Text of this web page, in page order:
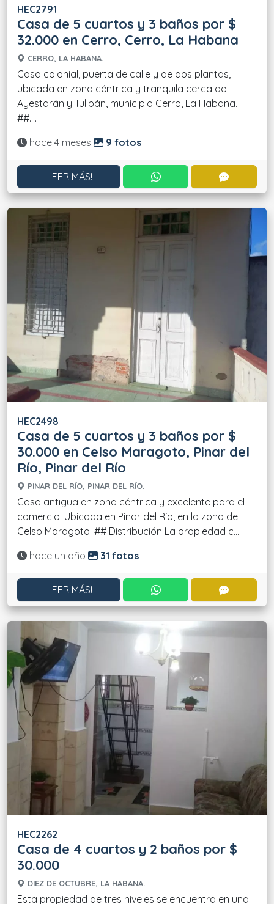
HEC2791
Casa de 5 cuartos y 3 baños por $
32.000 en Cerro, Cerro, La Habana
CERRO, LA HABANA.
Casa colonial, puerta de calle y de dos plantas,
ubicada en zona céntrica y tranquila cerca de
Ayestarán y Tulipán, municipio Cerro, La Habana.
##....
Actualizado:
hace 4 meses 9 fotos
¡LEER MÁS! CONTACTAR POR
HEC2498
Casa de 5 cuartos y 3 baños por $
30.000 en Celso Maragoto, Pinar del
Río, Pinar del Río
PINAR DEL RÍO, PINAR DEL RÍO.
Casa antigua en zona céntrica y excelente para el
comercio. Ubicada en Pinar del Río, en la zona de
Celso Maragoto. ## Distribución La propiedad c....
Actualizado:
hace un año 31 fotos
¡LEER MÁS! CONTACTAR POR
HEC2262
Casa de 4 cuartos y 2 baños por $
30.000
DIEZ DE OCTUBRE, LA HABANA.
Esta propiedad de tres niveles se encuentra en una